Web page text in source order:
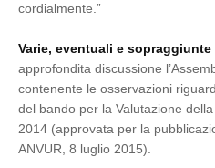
cordialmente.”
Varie, eventuali e sopraggiunte
approfondita discussione
contenente le osservazioni
del bando per la Valutazione
2014 (approvata per la
ANVUR, 8 luglio 2015).